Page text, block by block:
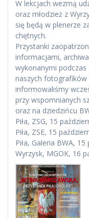
W lekcjach wezmą
oraz młodzież z
się będą w plenerze
chętnych.
Przystanki
informacjami,
wykonanymi
naszych fotografików
informowaliśmy
przy wspomnianych
oraz na dziedzińcu
Piła, ZSG, 15
Piła, ZSE, 15
Piła, Galeria BWA,
Wyrzysk, MGOK, 16